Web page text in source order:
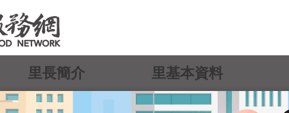
里長簡介 里基本資料